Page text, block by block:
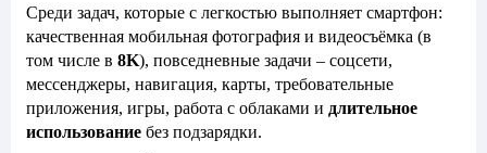
Среди задач, которые с легкостью выполняет смартфон:
качественная мобильная фотография и видеосъёмка (в
том числе в 8K), повседневные задачи – соцсети,
мессенджеры, навигация, карты, требовательные
приложения, игры, работа с облаками и длительное
использование без подзарядки.